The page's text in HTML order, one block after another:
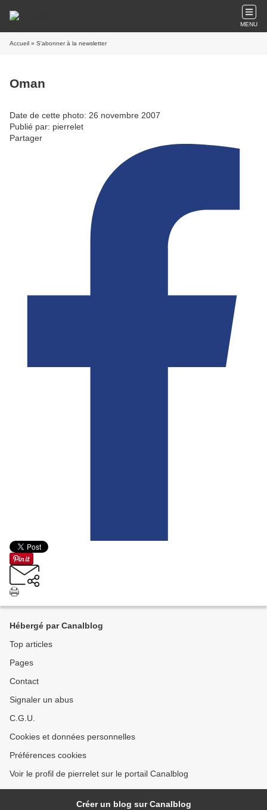
MENU
Accueil » S'abonner à la newsletter
Oman
Date de cette photo: 26 novembre 2007
Publié par: pierrelet
Partager
Hébergé par Canalblog
Top articles
Pages
Contact
Signaler un abus
C.G.U.
Cookies et données personnelles
Préférences cookies
Voir le profil de pierrelet sur le portail Canalblog
Créer un blog sur Canalblog